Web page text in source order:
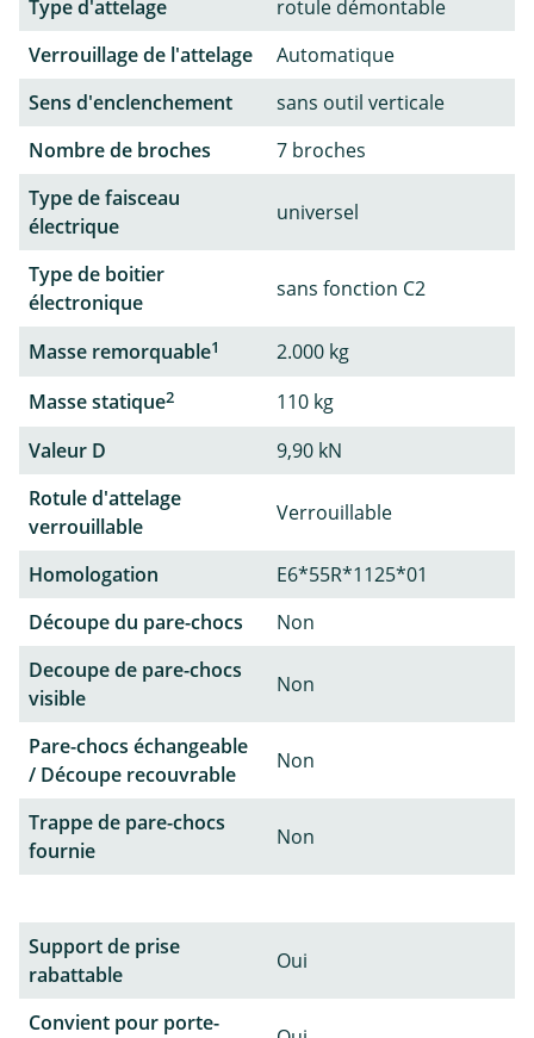
Type d'attelage
rotule démontable
Verrouillage de l'attelage
Automatique
Sens d'enclenchement
sans outil verticale
Nombre de broches
7 broches
Type de faisceau
électrique
universel
Type de boitier
électronique
sans fonction C2
Masse remorquable1
2.000 kg
Masse statique2
110 kg
Valeur D
9,90 kN
Rotule d'attelage
verrouillable
Verrouillable
Homologation
E6*55R*1125*01
Découpe du pare-chocs
Non
Decoupe de pare-chocs
visible
Non
Pare-chocs échangeable
/ Découpe recouvrable
Non
Trappe de pare-chocs
fournie
Non
Support de prise
rabattable
Oui
Convient pour porte-